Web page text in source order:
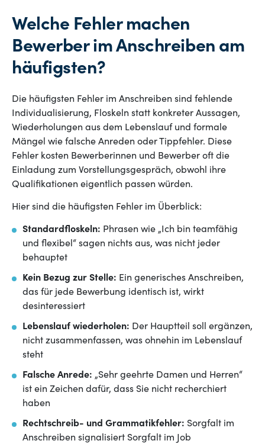
Welche Fehler machen
Bewerber im Anschreiben am
häufigsten?
Die häufigsten Fehler im Anschreiben sind fehlende
Individualisierung, Floskeln statt konkreter Aussagen,
Wiederholungen aus dem Lebenslauf und formale
Mängel wie falsche Anreden oder Tippfehler. Diese
Fehler kosten Bewerberinnen und Bewerber oft die
Einladung zum Vorstellungsgespräch, obwohl ihre
Qualifikationen eigentlich passen würden.
Hier sind die häufigsten Fehler im Überblick:
Standardfloskeln: Phrasen wie „Ich bin teamfähig
und flexibel“ sagen nichts aus, was nicht jeder
behauptet
Kein Bezug zur Stelle: Ein generisches Anschreiben,
das für jede Bewerbung identisch ist, wirkt
desinteressiert
Lebenslauf wiederholen: Der Hauptteil soll ergänzen,
nicht zusammenfassen, was ohnehin im Lebenslauf
steht
Falsche Anrede: „Sehr geehrte Damen und Herren“
ist ein Zeichen dafür, dass Sie nicht recherchiert
haben
Rechtschreib- und Grammatikfehler: Sorgfalt im
Anschreiben signalisiert Sorgfalt im Job